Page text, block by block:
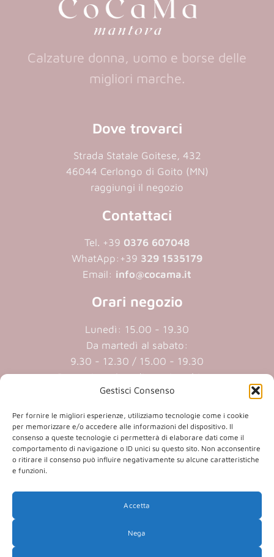
Gestisci Consenso
Per fornire le migliori esperienze, utilizziamo tecnologie come i cookie
per memorizzare e/o accedere alle informazioni del dispositivo. Il
consenso a queste tecnologie ci permetterà di elaborare dati come il
comportamento di navigazione o ID unici su questo sito. Non acconsentire
o ritirare il consenso può influire negativamente su alcune caratteristiche
e funzioni.
Accetta
Nega
Calzature donna, uomo e borse delle
migliori marche.
Dove trovarci
Strada Statale Goitese, 432
46044 Cerlongo di Goito (MN)
raggiungi il negozio
Contattaci
Tel. +39 0376 607048
WhatApp: +39 329 1535179
Email: info@cocama.it
Orari negozio
Lunedì: 15.00 - 19.30
Da martedì al sabato:
9.30 - 12.30 / 15.00 - 19.30
Domenica e lunedi mattina chiuso
Cookie policy|Privacy policy
P.iva 01409890207 | Reg.Imp. MN
01409890207 | Cap.soc. € 20.800,00 i.v.
in